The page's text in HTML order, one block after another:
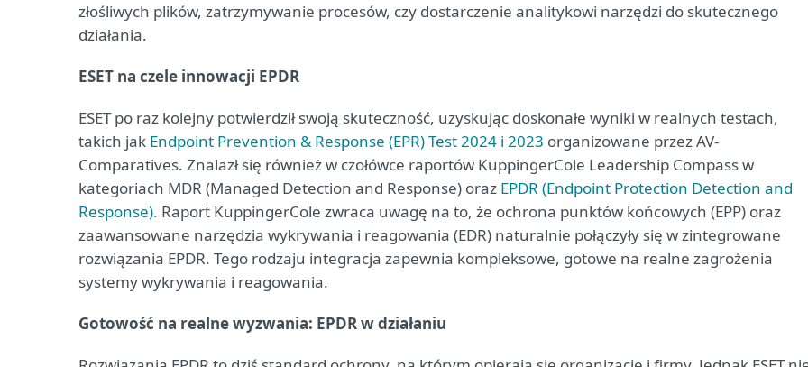
złośliwych plików, zatrzymywanie procesów, czy dostarczenie analitykowi narzędzi do skutecznego
działania.
ESET na czele innowacji EPDR
ESET po raz kolejny potwierdził swoją skuteczność, uzyskując doskonałe wyniki w realnych testach,
takich jak Endpoint Prevention & Response (EPR) Test 2024 i 2023 organizowane przez AV-
Comparatives. Znalazł się również w czołówce raportów KuppingerCole Leadership Compass w
kategoriach MDR (Managed Detection and Response) oraz EPDR (Endpoint Protection Detection and
Response). Raport KuppingerCole zwraca uwagę na to, że ochrona punktów końcowych (EPP) oraz
zaawansowane narzędzia wykrywania i reagowania (EDR) naturalnie połączyły się w zintegrowane
rozwiązania EPDR. Tego rodzaju integracja zapewnia kompleksowe, gotowe na realne zagrożenia
systemy wykrywania i reagowania.
Gotowość na realne wyzwania: EPDR w działaniu